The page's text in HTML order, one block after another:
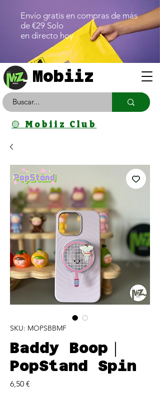
Envío gratis en compras de más
de €29 Solo
en directo hoy
Mobiiz
🟡 Mobiiz Club
SKU: MOPSBBMF
Baddy Boop｜
PopStand Spin
6,50 €